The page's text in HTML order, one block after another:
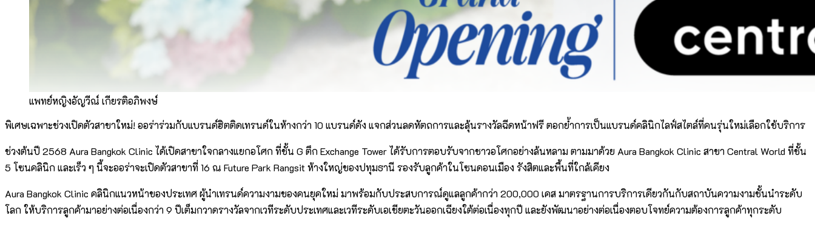
แพทย์หญิงอัญวีณ์ เกียรติอภิพงษ์
พิเศษเฉพาะช่วงเปิดตัวสาขาใหม่! ออร่าร่วมกับแบรนด์ฮิตติดเทรนด์ในห้างกว่า 10 แบรนด์ดัง แจกส่วนลดหัตถการและลุ้นรางวัลฉีดหน้าฟรี ตอกย้ำการเป็นแบรนด์คลินิกไลฟ์สไตล์ที่คนรุ่นใหม่เลือกใช้บริการ
ช่วงต้นปี 2568 Aura Bangkok Clinic ได้เปิดสาขาใจกลางแยกอโศก ที่ชั้น G ตึก Exchange Tower ได้รับการตอบรับจากชาวอโศกอย่างล้นหลาม ตามมาด้วย Aura Bangkok Clinic สาขา Central World ที่ชั้น
5 โซนคลินิก และเร็ว ๆ นี้จะออร่าจะเปิดตัวสาขาที่ 16 ณ Future Park Rangsit ห้างใหญ่ของปทุมธานี รองรับลูกค้าในโซนดอนเมือง รังสิตและพื้นที่ใกล้เคียง
Aura Bangkok Clinic คลินิกแนวหน้าของประเทศ ผู้นำเทรนด์ความงามของคนยุคใหม่ มาพร้อมกับประสบการณ์ดูแลลูกค้ากว่า 200,000 เคส มาตรฐานการบริการเดียวกันกับสถาบันความงามชั้นนำระดับ
โลก ให้บริการลูกค้ามาอย่างต่อเนื่องกว่า 9 ปีเต็มกวาดรางวัลจากเวทีระดับประเทศและเวทีระดับเอเชียตะวันออกเฉียงใต้ต่อเนื่องทุกปี และยังพัฒนาอย่างต่อเนื่องตอบโจทย์ความต้องการลูกค้าทุกระดับ